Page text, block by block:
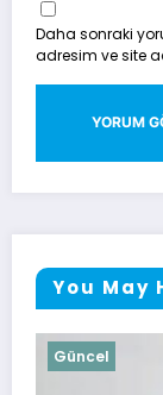
Daha sonraki
adresim ve site
You May